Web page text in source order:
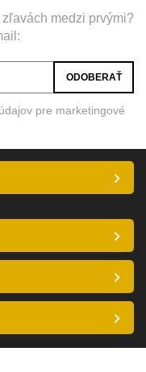
medzi prvými?
pre marketingové